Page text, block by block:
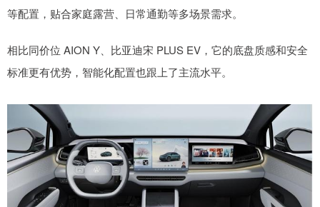
等配置，贴合家庭露营、日常通勤等多场景需求。
相比同价位 AION Y、比亚迪宋 PLUS EV，它的底盘质感和安全
标准更有优势，智能化配置也跟上了主流水平。